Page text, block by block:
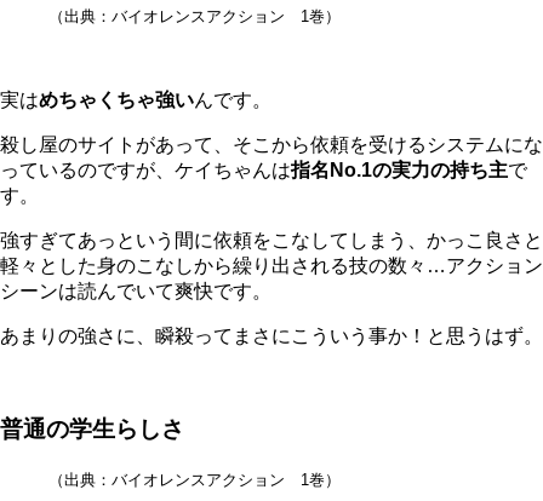
（出典：バイオレンスアクション 1巻）
実はめちゃくちゃ強いんです。
殺し屋のサイトがあって、そこから依頼を受けるシステムにな
っているのですが、ケイちゃんは指名No.1の実力の持ち主で
す。
強すぎてあっという間に依頼をこなしてしまう、かっこ良さと
軽々とした身のこなしから繰り出される技の数々…アクション
シーンは読んでいて爽快です。
あまりの強さに、瞬殺ってまさにこういう事か！と思うはず。
普通の学生らしさ
（出典：バイオレンスアクション 1巻）